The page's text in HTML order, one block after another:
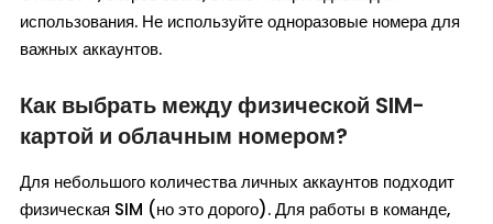
использования. Не используйте одноразовые номера для
важных аккаунтов.
Как выбрать между физической SIM-
картой и облачным номером?
Для небольшого количества личных аккаунтов подходит
физическая SIM (но это дорого). Для работы в команде,